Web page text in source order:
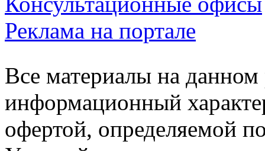
Реклама на портале
Все материалы на данном
информационный
офертой, определяемой